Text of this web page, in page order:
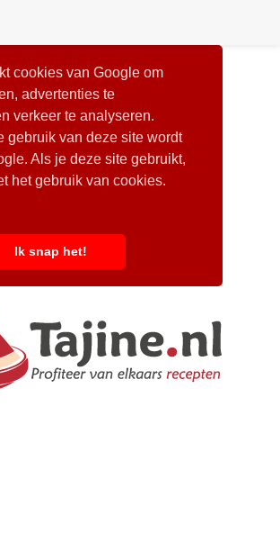
cookies van Google om
advertenties te
verkeer te analyseren.
gebruik van deze site wordt
Als je deze site gebruikt,
het gebruik van cookies.
Ik snap het!